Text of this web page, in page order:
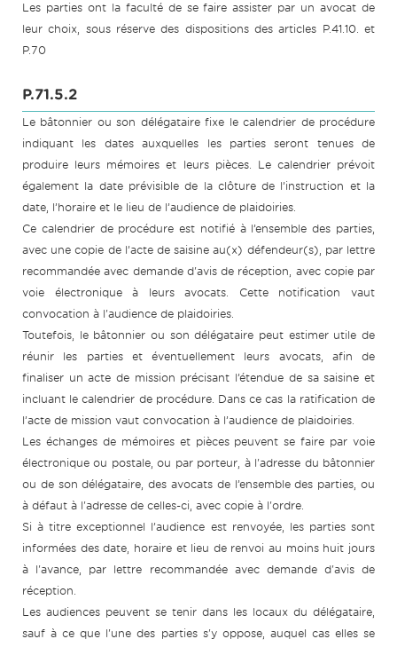
Les parties ont la faculté de se faire assister par un avocat de
leur choix, sous réserve des dispositions des articles P.41.10. et
P.70
P.71.5.2
Le bâtonnier ou son délégataire fixe le calendrier de procédure
indiquant les dates auxquelles les parties seront tenues de
produire leurs mémoires et leurs pièces. Le calendrier prévoit
également la date prévisible de la clôture de l’instruction et la
date, l’horaire et le lieu de l’audience de plaidoiries.
Ce calendrier de procédure est notifié à l’ensemble des parties,
avec une copie de l’acte de saisine au(x) défendeur(s), par lettre
recommandée avec demande d'avis de réception, avec copie par
voie électronique à leurs avocats. Cette notification vaut
convocation à l'audience de plaidoiries.
Toutefois, le bâtonnier ou son délégataire peut estimer utile de
réunir les parties et éventuellement leurs avocats, afin de
finaliser un acte de mission précisant l’étendue de sa saisine et
incluant le calendrier de procédure. Dans ce cas la ratification de
l’acte de mission vaut convocation à l’audience de plaidoiries.
Les échanges de mémoires et pièces peuvent se faire par voie
électronique ou postale, ou par porteur, à l'adresse du bâtonnier
ou de son délégataire, des avocats de l’ensemble des parties, ou
à défaut à l'adresse de celles-ci, avec copie à l'ordre.
Si à titre exceptionnel l’audience est renvoyée, les parties sont
informées des date, horaire et lieu de renvoi au moins huit jours
à l'avance, par lettre recommandée avec demande d'avis de
réception.
Les audiences peuvent se tenir dans les locaux du délégataire,
sauf à ce que l'une des parties s'y oppose, auquel cas elles se